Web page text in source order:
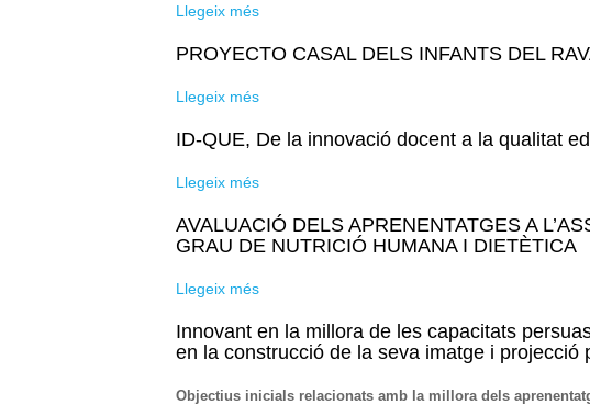
Llegeix més
PROYECTO CASAL DELS INFANTS DEL
Llegeix més
ID-QUE, De la innovació docent a la qualitat
Llegeix més
AVALUACIÓ DELS APRENENTATGES A
GRAU DE NUTRICIÓ HUMANA I DIETÈTICA
Llegeix més
Innovant en la millora de les capacitats
en la construcció de la seva imatge i projecció
Objectius inicials relacionats amb la millora dels